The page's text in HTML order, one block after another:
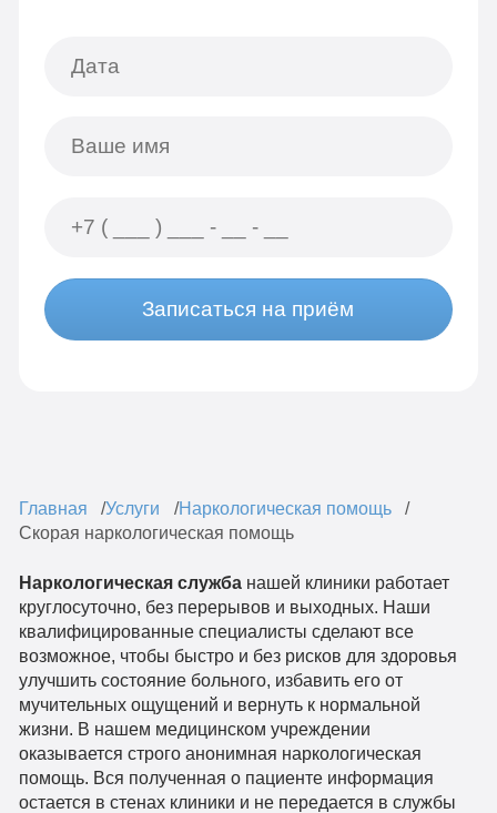
Записаться на приём
Главная Услуги
Наркологическая помощь
Скорая наркологическая помощь
Наркологическая службанашей клиники работает
круглосуточно, без перерывов и выходных. Наши
квалифицированные специалисты сделают все
возможное, чтобы быстро и без рисков для здоровья
улучшить состояние больного, избавить его от
мучительных ощущений и вернуть к нормальной
жизни. В нашем медицинском учреждении
оказывается строго анонимная наркологическая
помощь. Вся полученная о пациенте информация
остается в стенах клиники и не передается в службы